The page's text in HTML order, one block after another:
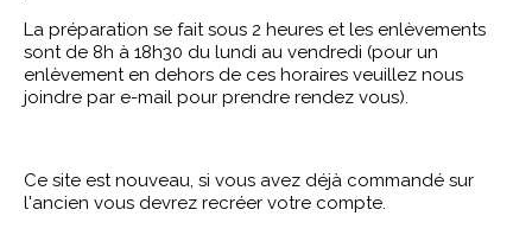
La préparation se fait sous 2 heures et les enlèvements
sont de 8h à 18h30 du lundi au vendredi (pour un
enlèvement en dehors de ces horaires veuillez nous
joindre par e-mail pour prendre rendez vous).
Ce site est nouveau, si vous avez déjà commandé sur
l'ancien vous devrez recréer votre compte.